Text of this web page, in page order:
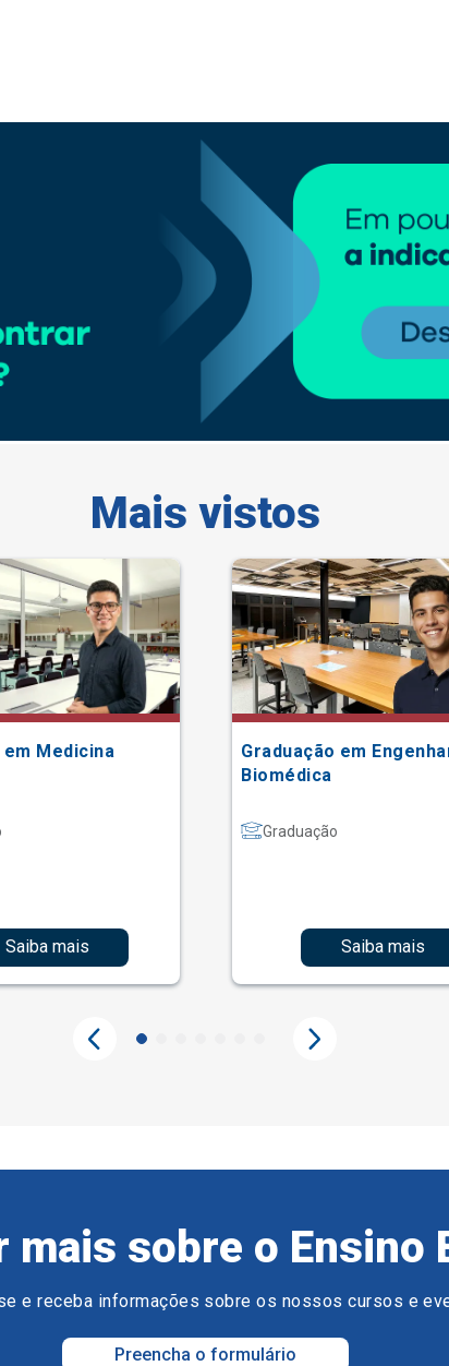
Mais vistos
em Medicina
Saiba mais
Graduação em
Biomédica
Graduação
Saiba mais
mais sobre o Ensino
e receba informações sobre os nossos cursos e
Preencha o formulário